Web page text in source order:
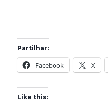
Partilhar:
Facebook X
Like this: